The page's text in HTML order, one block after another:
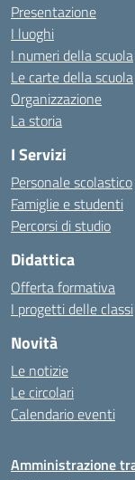
Presentazione
I luoghi
I numeri della scuola
Le carte della scuola
Organizzazione
La storia
I Servizi
Personale scolastico
Famiglie e studenti
Percorsi di studio
Didattica
Offerta formativa
I progetti delle classi
Novità
Le notizie
Le circolari
Calendario eventi
Amministrazione